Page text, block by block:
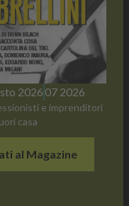
2026 07 2026
e imprenditori
casa
al Magazine